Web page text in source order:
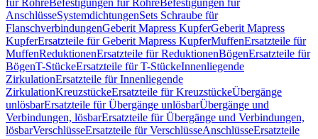
für RohreBefestigungen für RohreBefestigungen für
AnschlüsseSystemdichtungenSets Schraube für
FlanschverbindungenGeberit Mapress KupferGeberit Mapress
KupferErsatzteile für Geberit Mapress KupferMuffenErsatzteile für
MuffenReduktionenErsatzteile für ReduktionenBögenErsatzteile für
BögenT-StückeErsatzteile für T-StückeInnenliegende
ZirkulationErsatzteile für Innenliegende
ZirkulationKreuzstückeErsatzteile für KreuzstückeÜbergänge
unlösbarErsatzteile für Übergänge unlösbarÜbergänge und
Verbindungen, lösbarErsatzteile für Übergänge und Verbindungen,
lösbarVerschlüsseErsatzteile für VerschlüsseAnschlüsseErsatzteile